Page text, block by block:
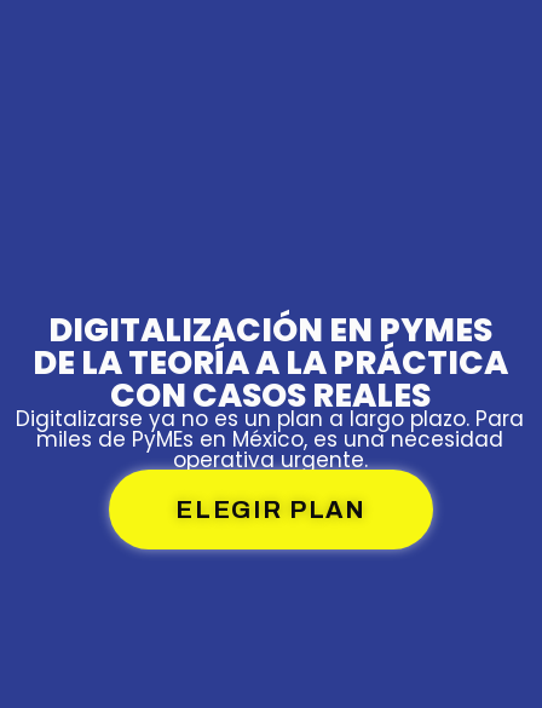
DIGITALIZACIÓN EN PYMES
DE LA TEORÍA A LA PRÁCTICA
CON CASOS REALES
Digitalizarse ya no es un plan a largo plazo. Para
miles de PyMEs en México, es una necesidad
operativa urgente.
ELEGIR PLAN